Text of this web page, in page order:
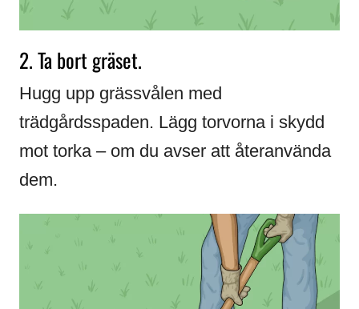
2. Ta bort gräset.
Hugg upp grässvålen med
trädgårdsspaden. Lägg torvorna i skydd
mot torka – om du avser att återanvända
dem.